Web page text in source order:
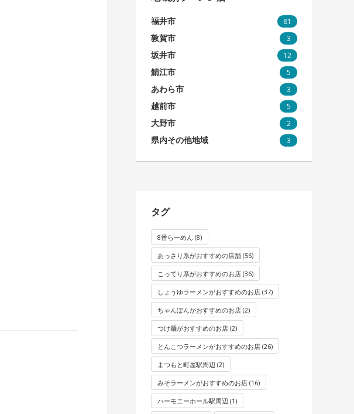
福井市 81
敦賀市 3
坂井市 12
鯖江市 5
あわら市 3
越前市 5
大野市 2
県内その他地域 3
タグ
8番らーめん (8)
あっさり系がおすすめの店舗 (56)
こってり系がおすすめのお店 (36)
しょうゆラーメンがおすすめのお店 (37)
ちゃんぽんがおすすめのお店 (2)
つけ麺がおすすめのお店 (2)
とんこつラーメンがおすすめのお店 (26)
まつもと町屋駅周辺 (2)
みそラーメンがおすすめのお店 (16)
ハーモニーホール駅周辺 (1)